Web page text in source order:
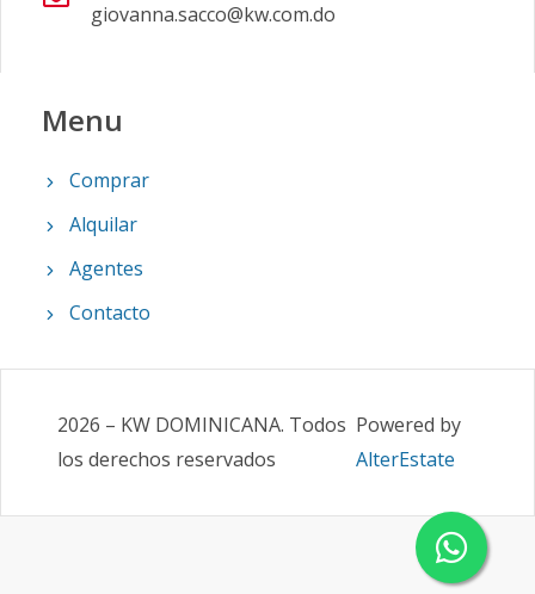
giovanna.sacco@kw.com.do
Menu
Comprar
Alquilar
Agentes
Contacto
2026 – KW DOMINICANA. Todos
los derechos reservados
Powered by
AlterEstate